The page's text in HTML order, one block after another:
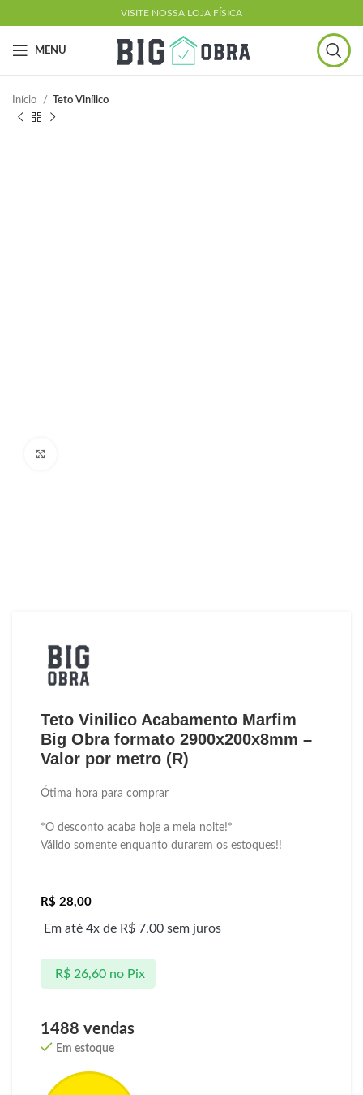
VISITE NOSSA LOJA FÍSICA
MENU
Início Teto Vinílico
Teto Vinilico Acabamento Marfim
Big Obra formato 2900x200x8mm –
Valor por metro (R)
Ótima hora para comprar
*O desconto acaba hoje a meia noite!*
Válido somente enquanto durarem os estoques!!
R$ 28,00
Em até 4x de R$ 7,00 sem juros
R$26,60 no Pix
1488 vendas
Em estoque